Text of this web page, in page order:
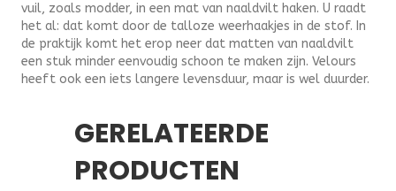
vuil, zoals modder, in een mat van naaldvilt haken. U raadt
het al: dat komt door de talloze weerhaakjes in de stof. In
de praktijk komt het erop neer dat matten van naaldvilt
een stuk minder eenvoudig schoon te maken zijn. Velours
heeft ook een iets langere levensduur, maar is wel duurder.
GERELATEERDE
PRODUCTEN